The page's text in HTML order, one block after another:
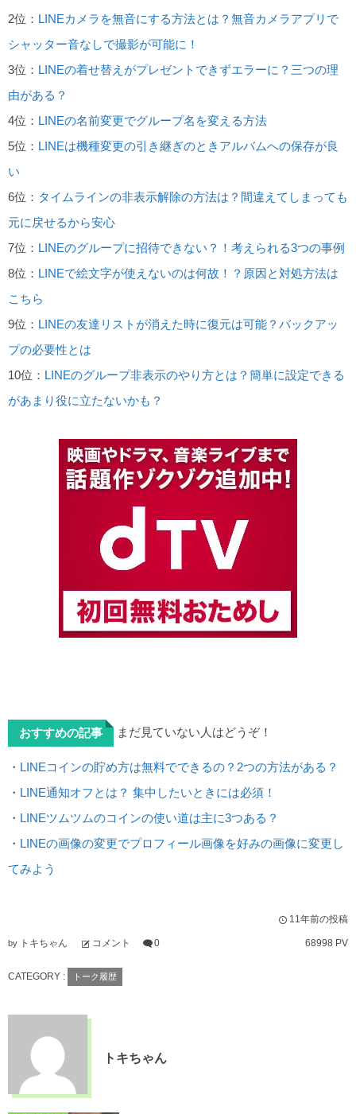
2位： LINEカメラを無音にする方法とは？無音カメラアプリで
シャッター音なしで撮影が可能に！
3位： LINEの着せ替えがプレゼントできずエラーに？三つの理
由がある？
4位： LINEの名前変更でグループ名を変える方法
5位： LINEは機種変更の引き継ぎのときアルバムへの保存が良
い
6位： タイムラインの非表示解除の方法は？間違えてしまっても
元に戻せるから安心
7位： LINEのグループに招待できない？！考えられる3つの事例
8位： LINEで絵文字が使えないのは何故！？原因と対処方法は
こちら
9位： LINEの友達リストが消えた時に復元は可能？バックアッ
プの必要性とは
10位： LINEのグループ非表示のやり方とは？簡単に設定できる
があまり役に立たないかも？
おすすめの記事 まだ見ていない人はどうぞ！
・ LINEコインの貯め方は無料でできるの？2つの方法がある？
・ LINE通知オフとは？ 集中したいときには必須！
・ LINEツムツムのコインの使い道は主に3つある？
・ LINEの画像の変更でプロフィール画像を好みの画像に変更し
てみよう
11年前の投稿
by トキちゃん コメント 0 68998 PV
CATEGORY : トーク履歴
トキちゃん